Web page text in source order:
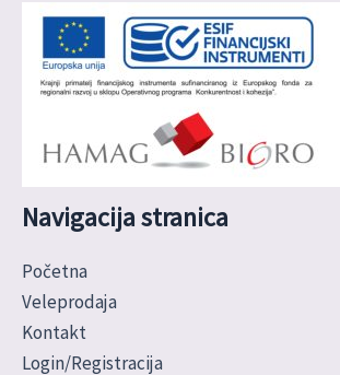
Navigacija stranica
Početna
Veleprodaja
Kontakt
Login/Registracija